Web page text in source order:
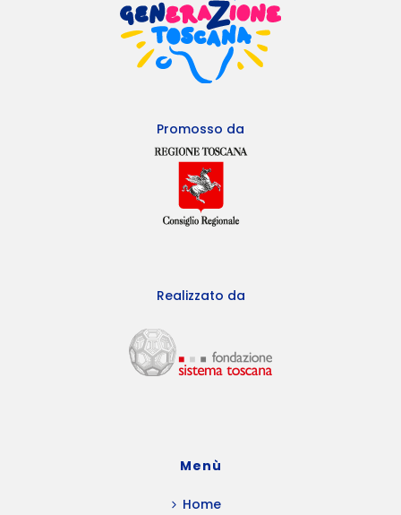
Promosso da
Realizzato da
Menù
Home